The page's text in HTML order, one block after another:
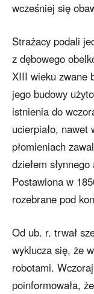
wcześniej się
Strażacy podali
z dębowego
XIII wieku zwane
jego budowy
istnienia do
ucierpiało,
płomieniach
dziełem
Postawiona w
rozebrane pod
Od ub. r. trwał
wyklucza się, że
robotami.
poinformowała,